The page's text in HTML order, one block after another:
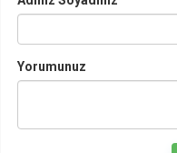
Yorumunuz